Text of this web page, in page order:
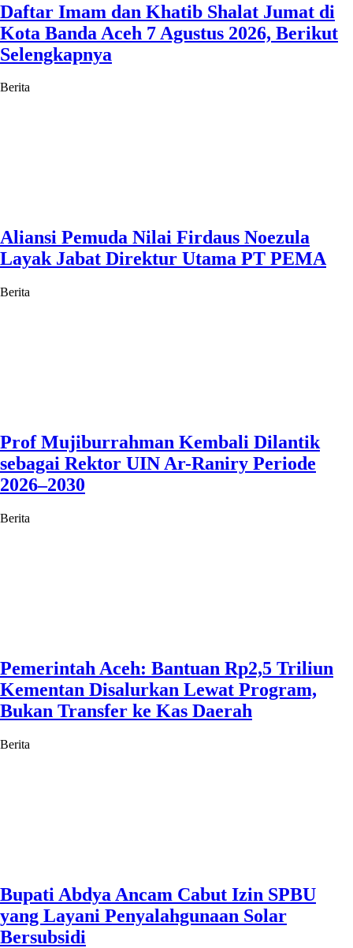
Daftar Imam dan Khatib Shalat Jumat di
Kota Banda Aceh 7 Agustus 2026, Berikut
Selengkapnya
Berita
Aliansi Pemuda Nilai Firdaus Noezula
Layak Jabat Direktur Utama PT PEMA
Berita
Prof Mujiburrahman Kembali Dilantik
sebagai Rektor UIN Ar-Raniry Periode
2026–2030
Berita
Pemerintah Aceh: Bantuan Rp2,5 Triliun
Kementan Disalurkan Lewat Program,
Bukan Transfer ke Kas Daerah
Berita
Bupati Abdya Ancam Cabut Izin SPBU
yang Layani Penyalahgunaan Solar
Bersubsidi